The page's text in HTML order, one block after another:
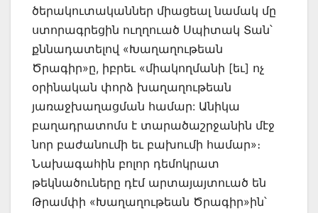
ծերակուտականներ միացեալ նամակ մը
ստորագրեցին ուղղուած Սպիտակ Տան՝
քննադատելով «Խաղաղութեան
Ծրագիր»ը, իբրեւ «միակողմանի [եւ] ոչ
օրինական փորձ խաղաղութեան
յառաջխաղացման համար: Անիկա
բաղադրատոմս է տարածաշրջանին մէջ
նոր բաժանումի եւ բախումի համար»։
Նախագահին բոլոր դեմոկրատ
թեկնածուները դէմ արտայայտուած են
Թրամփի «Խաղաղութեան Ծրագիր»ին՝